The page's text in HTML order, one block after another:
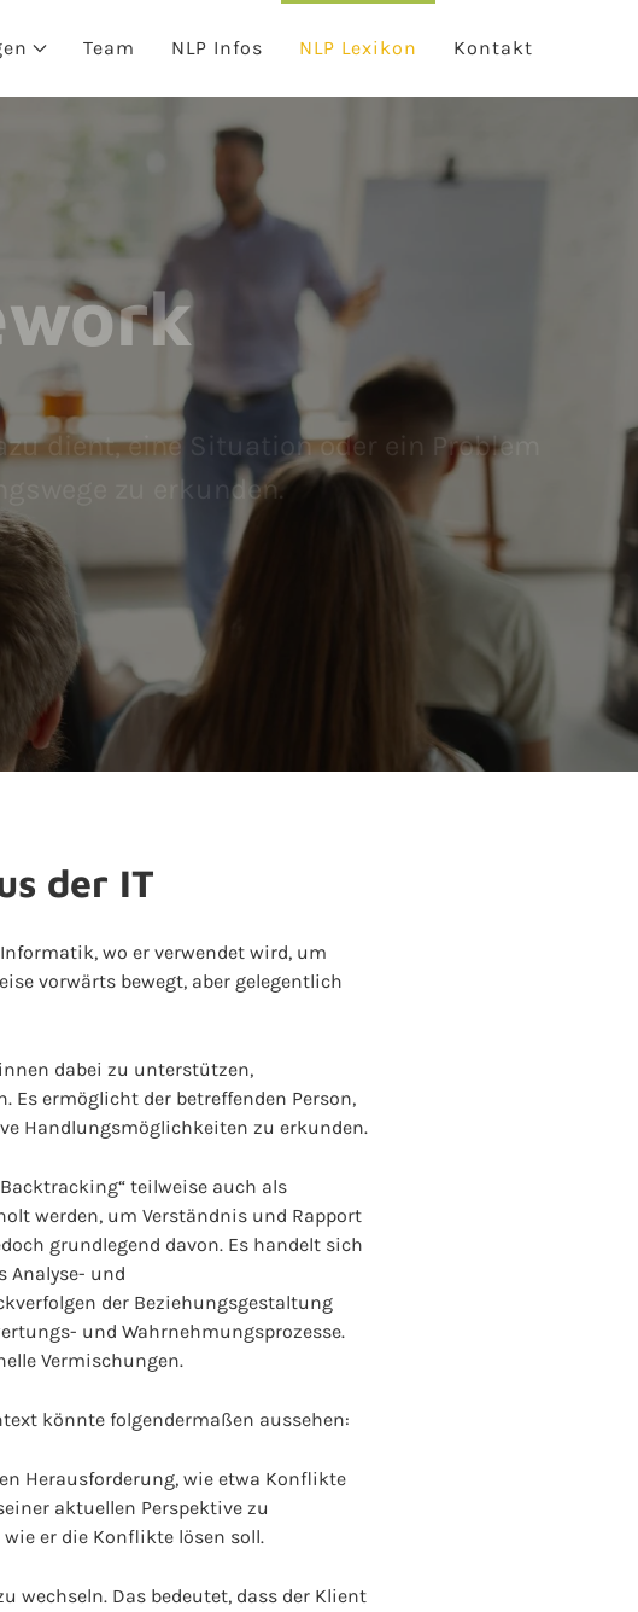
Team NLP Infos NLP Lexikon Kontakt
dient, eine Situation oder ein Problem
zu erkunden.
der IT
wo er verwendet wird, um
vorwärts bewegt, aber gelegentlich
dabei zu unterstützen,
Es ermöglicht der betreffenden Person,
Handlungsmöglichkeiten zu erkunden.
teilweise auch als
werden, um Verständnis und Rapport
grundlegend davon. Es handelt sich
Analyse- und
der Beziehungsgestaltung
und Wahrnehmungsprozesse.
Vermischungen.
könnte folgendermaßen aussehen:
Herausforderung, wie etwa Konflikte
aktuellen Perspektive zu
er die Konflikte lösen soll.
wechseln. Das bedeutet, dass der Klient